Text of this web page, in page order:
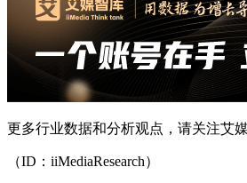
更多行业数据和分析观点，请关注艾
（ID：iiMediaResearch）